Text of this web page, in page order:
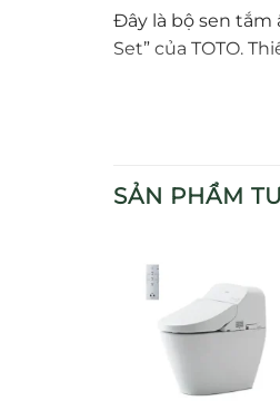
Đây là bộ sen tắm
Set” của TOTO.
Lớp mạ Niken
Bao gồm gác sen
3. Ưu điểm khi
Điều chỉnh
SẢN PHẨM